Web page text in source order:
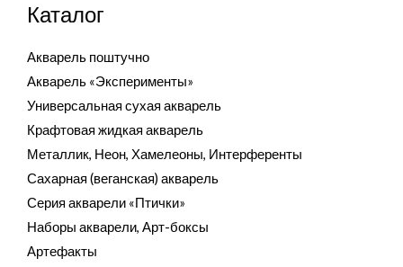
Каталог
Акварель поштучно
Акварель «Эксперименты»
Универсальная сухая акварель
Крафтовая жидкая акварель
Металлик, Неон, Хамелеоны, Интерференты
Сахарная (веганская) акварель
Серия акварели «Птички»
Наборы акварели, Арт-боксы
Артефакты